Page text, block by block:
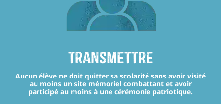
transmettre
Aucun élève ne doit quitter sa scolarité sans avoir visité
au moins un site mémoriel combattant et avoir
participé au moins à une cérémonie patriotique.